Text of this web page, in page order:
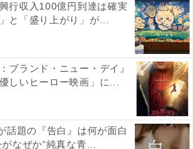
と大悟【公式】??4月よりレギュラー放送
レビ東京系では2021年12月28日、
年1月2日にお昼の番組として放送
芸人の大悟さんが出演するのに、
いことも話題に。また、大悟さん
ったからか、三宅健さん、佐藤隆
行収入100億円到達は確実
と「盛り上がり」が...
ブランド・ニュー・デイ』
しいヒーロー映画」に...
話題の『告白』は何が面白
なぜか“純真な青...